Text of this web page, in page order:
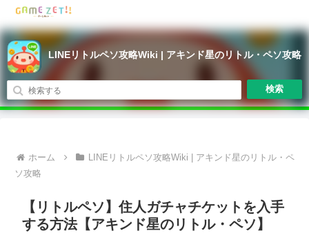
LINEリトルペソ攻略Wiki | アキンド星のリトル・ペソ攻略
検索
ホーム
LINEリトルペソ攻略Wiki | アキンド星のリトル・ペ
ソ攻略
【リトルペソ】住人ガチャチケットを入手
する方法【アキンド星のリトル・ペソ】